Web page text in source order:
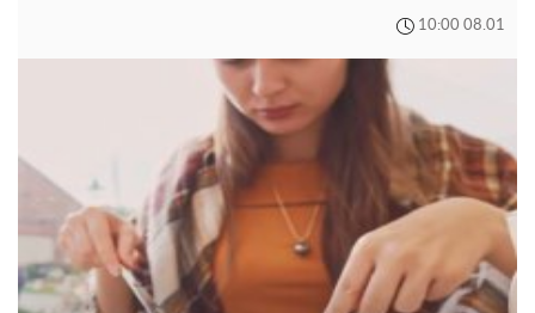
10:00 08.01